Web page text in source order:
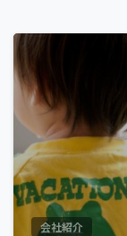
会社紹介